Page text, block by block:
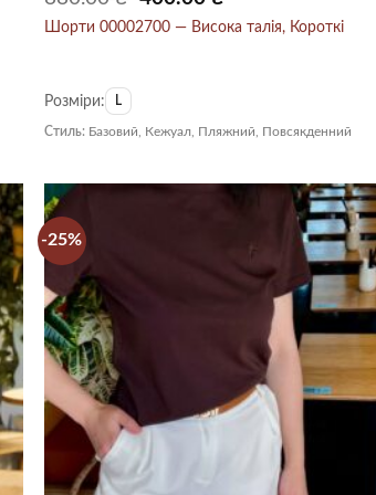
ціна:
880.00 ₴.
ціна:
400.00 ₴.
Шорти 00002700 — Висока талія, Короткі
Розміри: L
Стиль: Базовий, Кежуал, Пляжний, Повсякденний
-25%